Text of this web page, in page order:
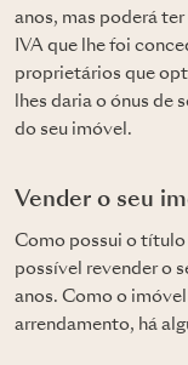
anos, mas poderá
IVA que lhe foi
proprietários que
lhes daria o ónus de
do seu imóvel.
Vender o seu
Como possui o
possível revender o
anos. Como o
arrendamento, há